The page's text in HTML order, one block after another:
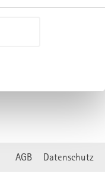
AGB Datenschutz